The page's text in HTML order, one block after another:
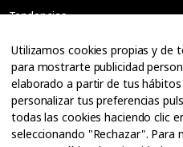
Tendencias
Especiales
Entrevistas
Utilizamos cookies propias y de
para mostrarte publicidad
elaborado a partir de tus hábitos
personalizar tus preferencias
todas las cookies haciendo clic
seleccionando "Rechazar".